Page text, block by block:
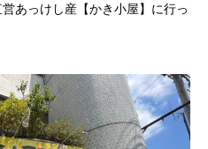
あっけし産【かき小屋】に行っ